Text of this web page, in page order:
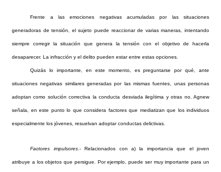
Frente a las emociones negativas acumuladas por las situaciones
generadoras de tensión, el sujeto puede reaccionar de varias maneras, intentando
siempre corregir la situación que genera la tensión con el objetivo de hacerla
desaparecer. La infracción y el delito pueden estar entre estas opciones.
Quizás lo importante, en este momento, es preguntarse por qué, ante
situaciones negativas similares generadas por las mismas fuentes, unas personas
adoptan como solución correctiva la conducta desviada ilegítima y otras no. Agnew
señala, en este punto lo que considera factores que mediatizan que los individuos
especialmente los jóvenes, resuelvan adoptar conductas delictivas.
Factores impulsores.- Relacionados con a) la importancia que el joven
atribuye a los objetos que persigue. Por ejemplo, puede ser muy importante para un